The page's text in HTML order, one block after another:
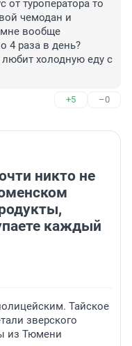
от туроператора то
чемодан и
вообще
4 раза в день?
холодную еду с
+5 –0
никто не
каждый
Тайское
зверского
из Тюмени